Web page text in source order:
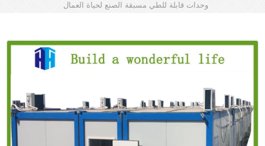
وحدات قابلة للطي مسبقة الصنع لحياة العمال